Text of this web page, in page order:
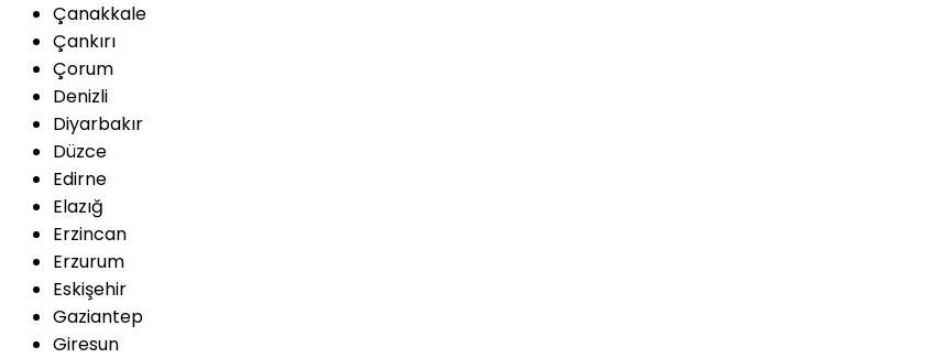
Çanakkale
Çankırı
Çorum
Denizli
Diyarbakır
Düzce
Edirne
Elazığ
Erzincan
Erzurum
Eskişehir
Gaziantep
Giresun